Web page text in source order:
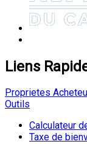
Liens
Proprietes
Outils
Calculateur
Taxe de